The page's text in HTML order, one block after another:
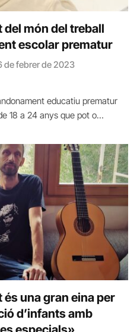
món del treball
escolar prematur
de febrer de 2023
educatiu prematur
18 a 24 anys que pot o…
és una gran eina per
d’infants amb